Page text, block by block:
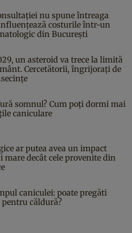
nu spune întreaga
costurile într-un
din București
un asteroid va trece la limită
Cercetătorii, îngrijorați de
somnul? Cum poți dormi mai
caniculare
ar putea avea un impact
mare decât cele provenite din
caniculei: poate pregăti
căldură?